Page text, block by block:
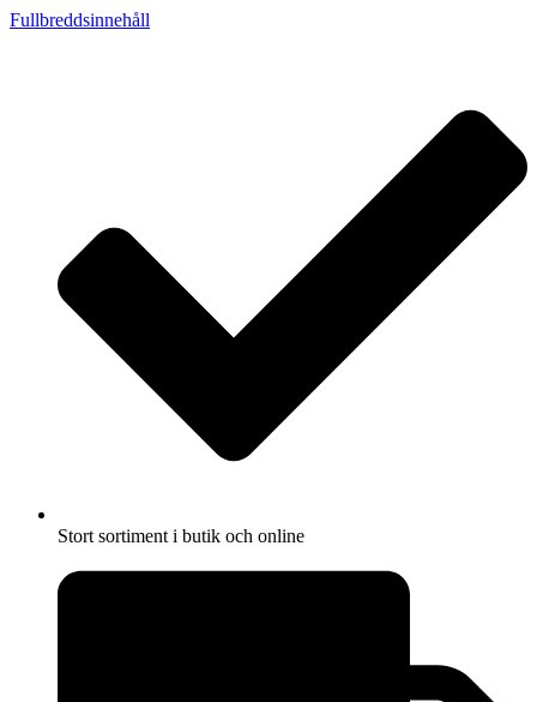
Fullbreddsinnehåll
Stort sortiment i butik och online